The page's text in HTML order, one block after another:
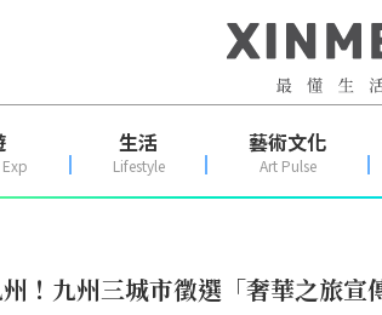
生活
Lifestyle
藝術文化
Art Pulse
！九州三城市徵選「奢華之旅宣